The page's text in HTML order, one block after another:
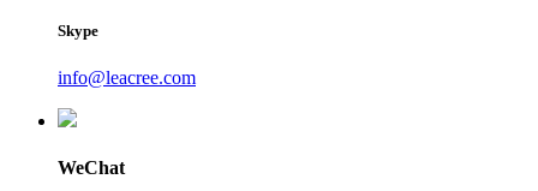
Skype
info@leacree.com
WeChat